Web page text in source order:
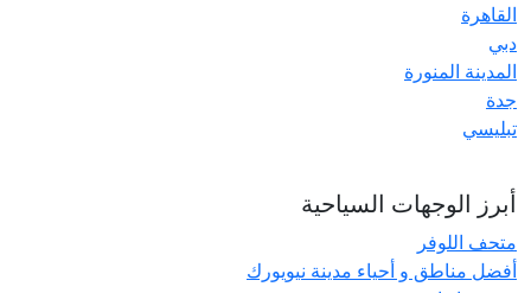
القاهرة
دبي
المدينة المنورة
جدة
تبليسي
أبرز الوجهات السياحية
متحف اللوفر
أفضل مناطق و أحياء مدينة نيويورك